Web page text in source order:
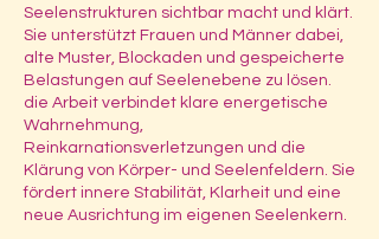
Seelenstrukturen sichtbar macht und klärt.
Sie unterstützt Frauen und Männer dabei,
alte Muster, Blockaden und gespeicherte
Belastungen auf Seelenebene zu lösen.
die Arbeit verbindet klare energetische
Wahrnehmung,
Reinkarnationsverletzungen und die
Klärung von Körper- und Seelenfeldern. Sie
fördert innere Stabilität, Klarheit und eine
neue Ausrichtung im eigenen Seelenkern.